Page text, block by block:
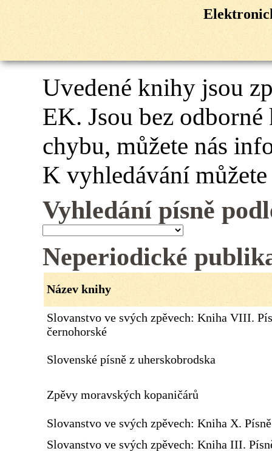
Uvedené knihy jsou
EK. Jsou bez
chybu, můžete nás
K vyhledávání
Vyhledání písně
Neperiodické
Název knihy
Slovanstvo ve svých zpěvech: Kniha VIII.
černohorské
Slovenské písně z uherskobrodska
Zpěvy moravských kopaničárů
Slovanstvo ve svých zpěvech: Kniha X.
Slovanstvo ve svých zpěvech: Kniha III.